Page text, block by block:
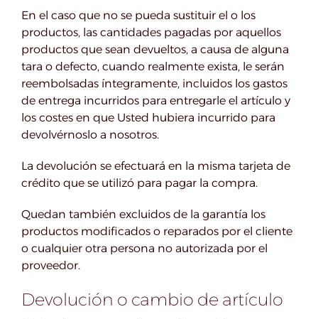
En el caso que no se pueda sustituir el o los
productos, las cantidades pagadas por aquellos
productos que sean devueltos, a causa de alguna
tara o defecto, cuando realmente exista, le serán
reembolsadas íntegramente, incluidos los gastos
de entrega incurridos para entregarle el artículo y
los costes en que Usted hubiera incurrido para
devolvérnoslo a nosotros.
La devolución se efectuará en la misma tarjeta de
crédito que se utilizó para pagar la compra.
Quedan también excluidos de la garantía los
productos modificados o reparados por el cliente
o cualquier otra persona no autorizada por el
proveedor.
Devolución o cambio de artículo